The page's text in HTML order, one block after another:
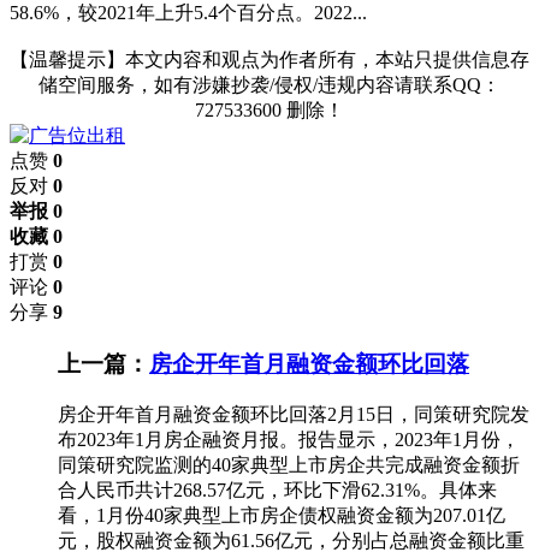
58.6%，较2021年上升5.4个百分点。2022...
【温馨提示】本文内容和观点为作者所有，本站只提供信息存
储空间服务，如有涉嫌抄袭/侵权/违规内容请联系QQ：
727533600 删除！
点赞 0
反对 0
举报 0
收藏 0
打赏 0
评论 0
分享 9
上一篇： 房企开年首月融资金额环比回落
房企开年首月融资金额环比回落2月15日，同策研究院发
布2023年1月房企融资月报。报告显示，2023年1月份，
同策研究院监测的40家典型上市房企共完成融资金额折
合人民币共计268.57亿元，环比下滑62.31%。具体来
看，1月份40家典型上市房企债权融资金额为207.01亿
元，股权融资金额为61.56亿元，分别占总融资金额比重